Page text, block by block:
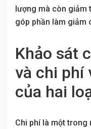
lượng mà còn giảm
góp phần làm giảm
Khảo sát
và chi phí
của hai
Chi phí là một trong